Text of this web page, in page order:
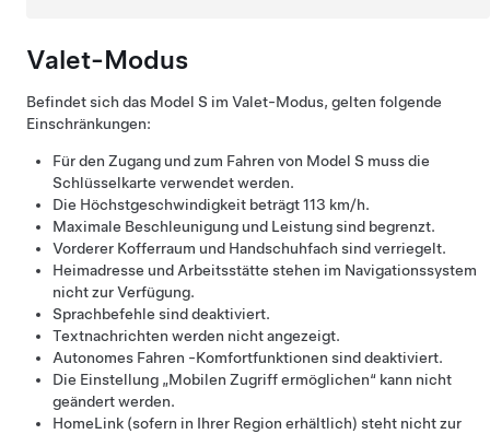
Valet-Modus
Befindet sich das Model S im Valet-Modus, gelten folgende
Einschränkungen:
Für den Zugang und zum Fahren von Model S muss die
Schlüsselkarte verwendet werden.
Die Höchstgeschwindigkeit beträgt113 km/h.
Maximale Beschleunigung und Leistung sind begrenzt.
Vorderer Kofferraum und Handschuhfach sind verriegelt.
Heimadresse und Arbeitsstätte stehen im Navigationssystem
nicht zur Verfügung.
Sprachbefehle sind deaktiviert.
Textnachrichten werden nicht angezeigt.
Autonomes Fahren -Komfortfunktionen sind deaktiviert.
Die Einstellung „Mobilen Zugriff ermöglichen“ kann nicht
geändert werden.
HomeLink (sofern in Ihrer Region erhältlich) steht nicht zur